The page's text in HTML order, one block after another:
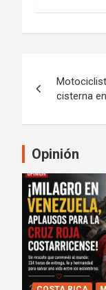
de
cisterna
Opinión